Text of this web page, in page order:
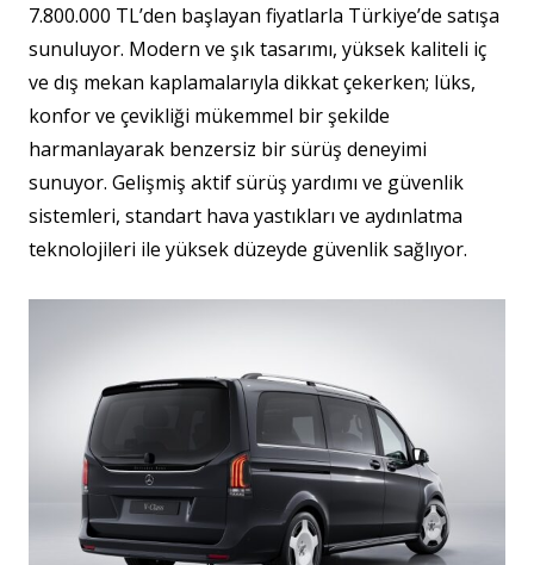
7.800.000 TL’den başlayan fiyatlarla Türkiye’de satışa
sunuluyor. Modern ve şık tasarımı, yüksek kaliteli iç
ve dış mekan kaplamalarıyla dikkat çekerken; lüks,
konfor ve çevikliği mükemmel bir şekilde
harmanlayarak benzersiz bir sürüş deneyimi
sunuyor. Gelişmiş aktif sürüş yardımı ve güvenlik
sistemleri, standart hava yastıkları ve aydınlatma
teknolojileri ile yüksek düzeyde güvenlik sağlıyor.